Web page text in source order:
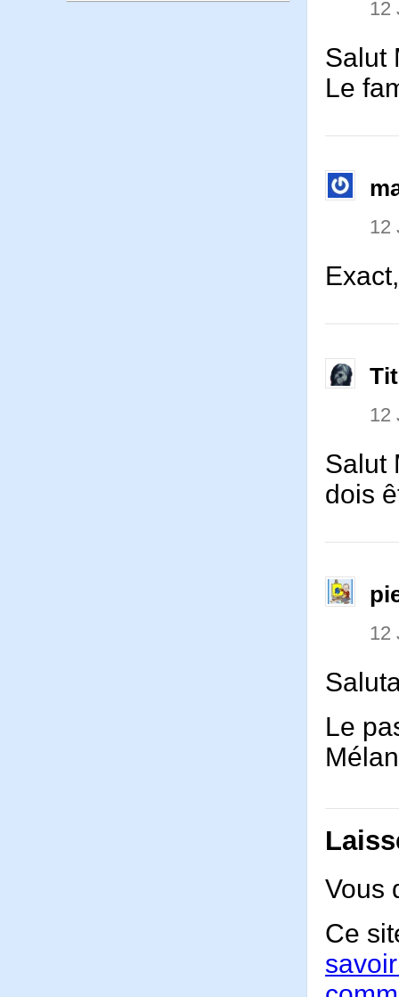
12
Salut
Le
12
12
Salut
dois
12
Le
Vous
Ce